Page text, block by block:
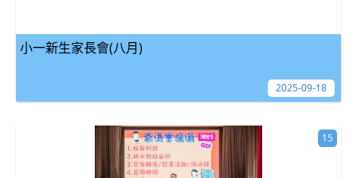
小一新生家長會(八月)
2025-09-18
15